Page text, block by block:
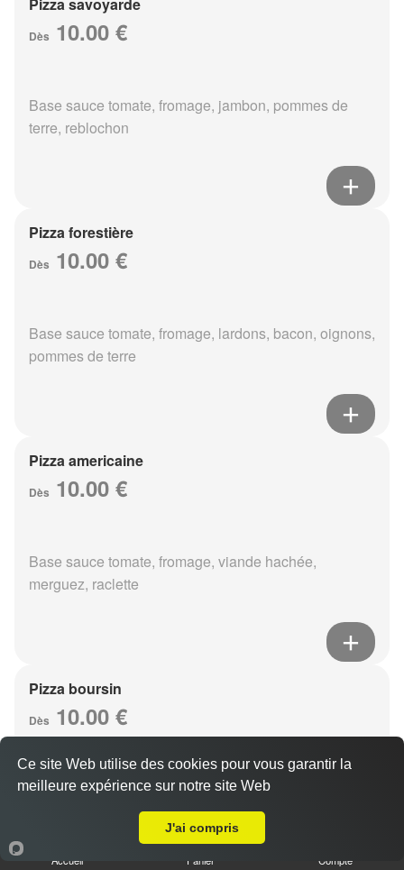
Pizza savoyarde
Dès 10.00 €
Base sauce tomate, fromage, jambon, pommes de
terre, reblochon
Pizza forestière
Dès 10.00 €
Base sauce tomate, fromage, lardons, bacon, oignons,
pommes de terre
Pizza americaine
Dès 10.00 €
Base sauce tomate, fromage, viande hachée,
merguez, raclette
Pizza boursin
Dès 10.00 €
Base sauce tomate, fromage, viande hachée, boursin,
Accueil Panier Compte
Ce site Web utilise des cookies pour vous garantir la
meilleure expérience sur notre site Web
J'ai compris